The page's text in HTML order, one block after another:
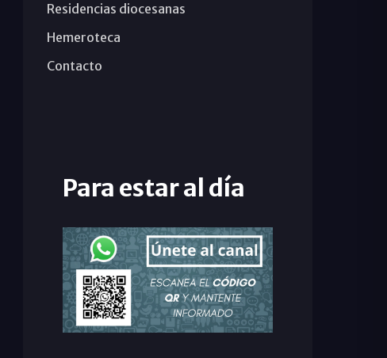
Residencias diocesanas
Hemeroteca
Contacto
Para estar al día